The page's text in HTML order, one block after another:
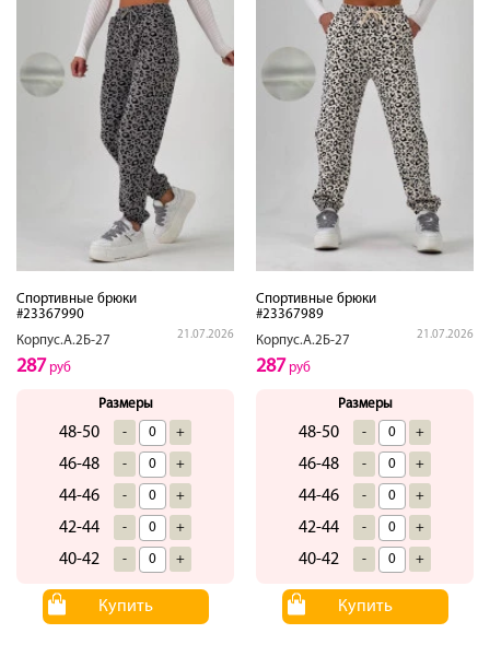
Спортивные брюки
#23367990
Корпус.А.2Б-27
21.07.2026
287 руб
Размеры
48-50 - +
46-48 - +
44-46 - +
42-44 - +
40-42 - +
Купить
Спортивные брюки
#23367989
Корпус.А.2Б-27
21.07.2026
287 руб
Размеры
48-50 - +
46-48 - +
44-46 - +
42-44 - +
40-42 - +
Купить